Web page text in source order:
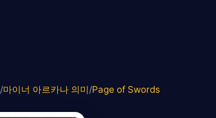
/마이너 아르카나 의미/Page of Swords